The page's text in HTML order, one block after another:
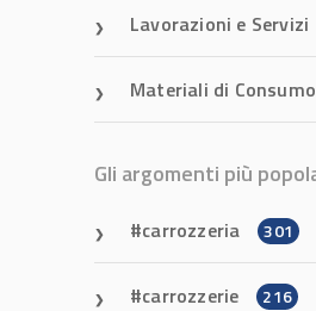
Lavorazioni e Servizi
Materiali di Consumo
Gli argomenti più
carrozzeria 301
carrozzerie 216